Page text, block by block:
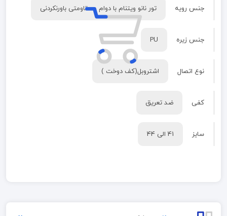
جنس رویه تور نانو ویتنام با دوام و مقاومتی باورنکردنی
جنس زیره PU
نوع اتصال اشتروبل(کف دوخت )
کفی ضد تعریق
سایز 41 الی 44